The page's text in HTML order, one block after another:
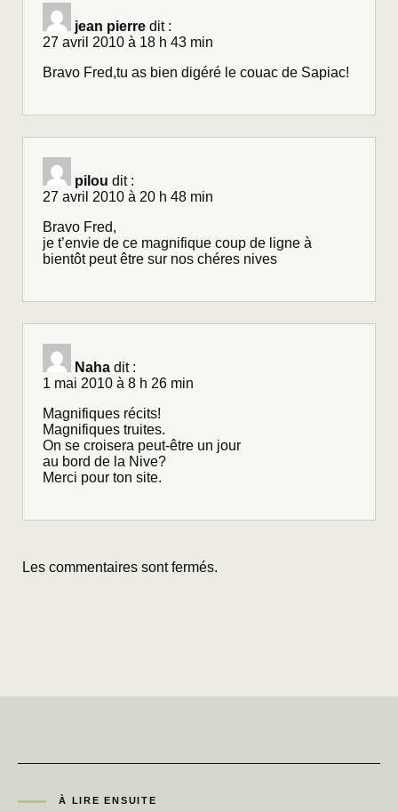
jean pierre dit :
27 avril 2010 à 18 h 43 min
Bravo Fred,tu as bien digéré le couac de Sapiac!
pilou dit :
27 avril 2010 à 20 h 48 min
Bravo Fred,
je t’envie de ce magnifique coup de ligne à
bientôt peut être sur nos chéres nives
Naha dit :
1 mai 2010 à 8 h 26 min
Magnifiques récits!
Magnifiques truites.
On se croisera peut-être un jour
au bord de la Nive?
Merci pour ton site.
Les commentaires sont fermés.
À LIRE ENSUITE